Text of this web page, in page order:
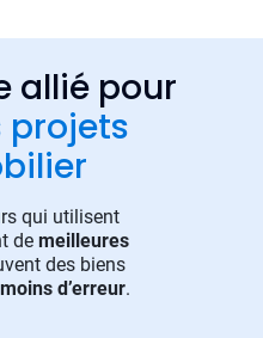
allié pour
projets
qui utilisent
de meilleures
des biens
moins d’erreur.